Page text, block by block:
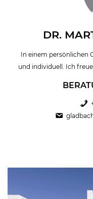
DR.
In einem persönlichen
und individuell. Ich